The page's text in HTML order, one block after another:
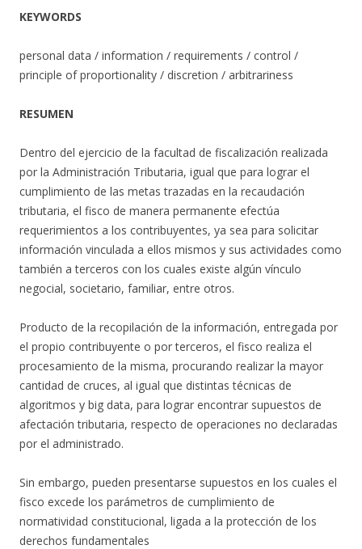
KEYWORDS
personal data / information / requirements / control /
principle of proportionality / discretion / arbitrariness
RESUMEN
Dentro del ejercicio de la facultad de fiscalización realizada
por la Administración Tributaria, igual que para lograr el
cumplimiento de las metas trazadas en la recaudación
tributaria, el fisco de manera permanente efectúa
requerimientos a los contribuyentes, ya sea para solicitar
información vinculada a ellos mismos y sus actividades como
también a terceros con los cuales existe algún vínculo
negocial, societario, familiar, entre otros.
Producto de la recopilación de la información, entregada por
el propio contribuyente o por terceros, el fisco realiza el
procesamiento de la misma, procurando realizar la mayor
cantidad de cruces, al igual que distintas técnicas de
algoritmos y big data, para lograr encontrar supuestos de
afectación tributaria, respecto de operaciones no declaradas
por el administrado.
Sin embargo, pueden presentarse supuestos en los cuales el
fisco excede los parámetros de cumplimiento de
normatividad constitucional, ligada a la protección de los
derechos fundamentales